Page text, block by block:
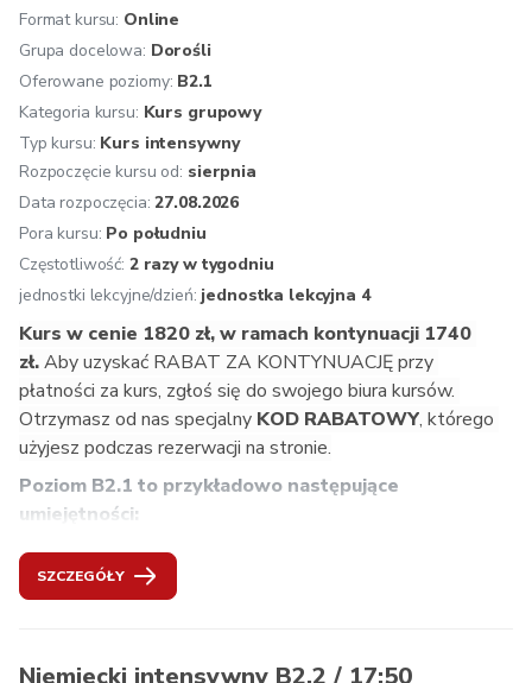
wyrażanie krytycznych opinii,
formułowanie wypowiedzi o denerwujących faktach i
wydarzeniach,
formułowanie propozycji ulepszeń,
używanie popularnych niemieckojęzycznych idiomów,
rozumienie wyrażeń wieloznacznych i gry słów,
rozumienie prostych tekstów literackich,
rozumienie dłuższych tekstów rzeczowych i
specjalistycznych,
napisanie życiorysu lub biografii.
Zalecana kontynuacja: B2.1. Mogą Państwo też
przystąpić do egzaminu ÖSD B1.
Oferujemy: osobistą konsultację przed rozpoczęciem
kursu, zakwalifikowanie na odpowiedni poziom, jednolity
program nauczania zgodny z wytycznymi Europejskiego
Systemu Opisu Kształcenia Językowego, naukę
prowadzoną przez doświadczonych i kompetentnych
lektorów, atmosferę inspirującą do nauki, multimedialne
podręczniki i aplikacje, aktualne materiały dydaktyczne z
Austrii, wgląd w życie w krajach niemieckojęzycznych,
bezpłatne konsultacje dotyczące uczenia się dla naszych
Format kursu: Online
Grupa docelowa: Dorośli
Oferowane poziomy: B2.1
Kategoria kursu: Kurs grupowy
Typ kursu: Kurs intensywny
Rozpoczęcie kursu od: sierpnia
Data rozpoczęcia:27.08.2026
Pora kursu: Po południu
Częstotliwość: 2 razy w tygodniu
jednostki lekcyjne/dzień: jednostka lekcyjna 4
Kurs w cenie 1820 zł, w ramach kontynuacji 1740
zł. Aby uzyskać RABAT ZA KONTYNUACJĘ przy
płatności za kurs, zgłoś się do swojego biura kursów.
Otrzymasz od nas specjalny KOD RABATOWY, którego
użyjesz podczas rezerwacji na stronie.
Poziom B2.1 to przykładowo następujące
umiejętności:
wypowiadanie się na aktualne tematy,
wypowiadanie się w dyskusjach grupowych,
formułowanie dłuższych wiadomości (sms, skrzynka
SZCZEGÓŁY
Niemiecki intensywny B2.2 / 17:50